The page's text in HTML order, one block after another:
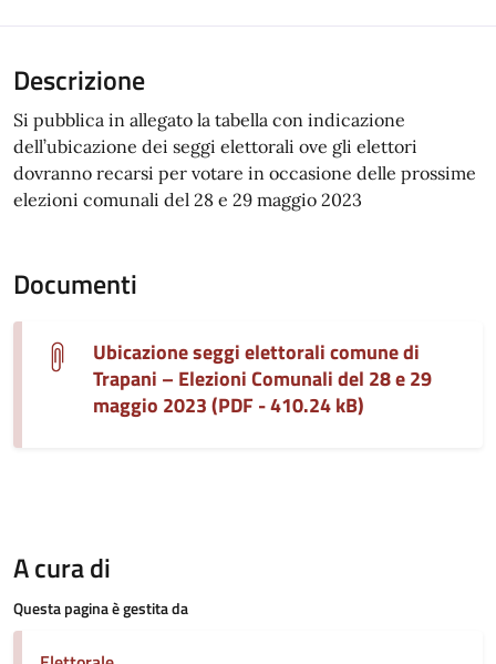
Descrizione
Si pubblica in allegato la tabella con indicazione
dell’ubicazione dei seggi elettorali ove gli elettori
dovranno recarsi per votare in occasione delle prossime
elezioni comunali del 28 e 29 maggio 2023
Documenti
Ubicazione seggi elettorali comune di
Trapani – Elezioni Comunali del 28 e 29
maggio 2023 (PDF - 410.24 kB)
A cura di
Questa pagina è gestita da